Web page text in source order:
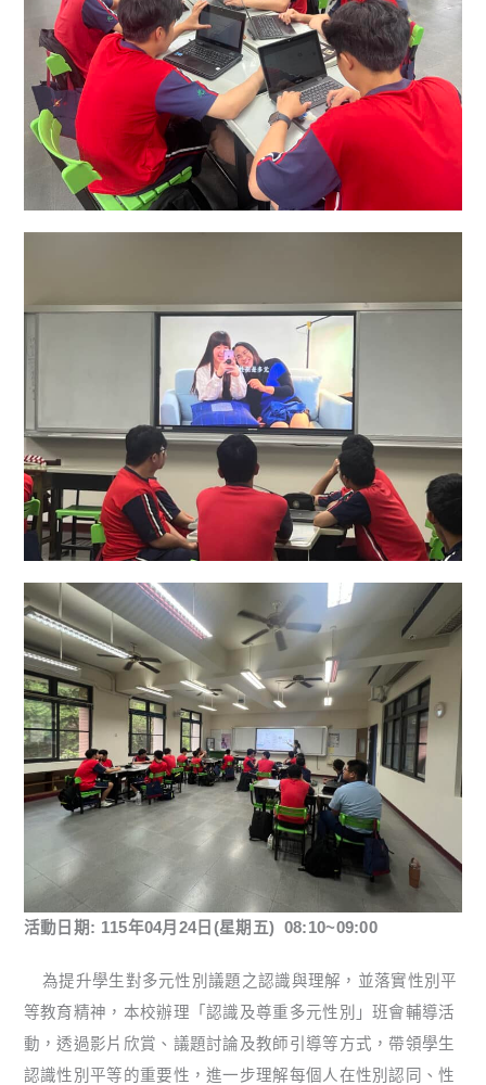
活動日期: 115年04月24日(星期五) 08:10~09:00
為提升學生對多元性別議題之認識與理解，並落實性別平
等教育精神，本校辦理「認識及尊重多元性別」班會輔導活
動，透過影片欣賞、議題討論及教師引導等方式，帶領學生
認識性別平等的重要性，進一步理解每個人在性別認同、性